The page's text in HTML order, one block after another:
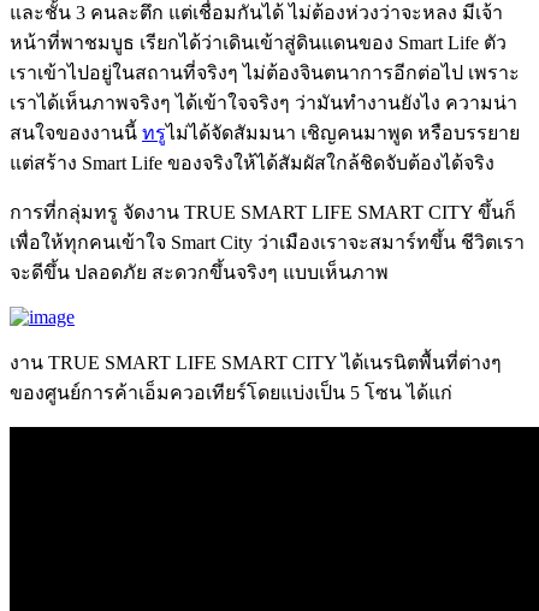
และชั้น 3 คนละตึก แต่เชื่อมกันได้ ไม่ต้องห่วงว่าจะหลง มีเจ้า
หน้าที่พาชมบูธ เรียกได้ว่าเดินเข้าสู่ดินแดนของ Smart Life ตัว
เราเข้าไปอยู่ในสถานที่จริงๆ ไม่ต้องจินตนาการอีกต่อไป เพราะ
เราได้เห็นภาพจริงๆ ได้เข้าใจจริงๆ ว่ามันทำงานยังไง ความน่า
สนใจของงานนี้ ทรูไม่ได้จัดสัมมนา เชิญคนมาพูด หรือบรรยาย
แต่สร้าง Smart Life ของจริงให้ได้สัมผัสใกล้ชิดจับต้องได้จริง
การที่กลุ่มทรู จัดงาน TRUE SMART LIFE SMART CITY ขึ้นก็
เพื่อให้ทุกคนเข้าใจ Smart City ว่าเมืองเราจะสมาร์ทขึ้น ชีวิตเรา
จะดีขึ้น ปลอดภัย สะดวกขึ้นจริงๆ แบบเห็นภาพ
งาน TRUE SMART LIFE SMART CITY ได้เนรนิตพื้นที่ต่างๆ
ของศูนย์การค้าเอ็มควอเทียร์โดยแบ่งเป็น 5 โซน ได้แก่